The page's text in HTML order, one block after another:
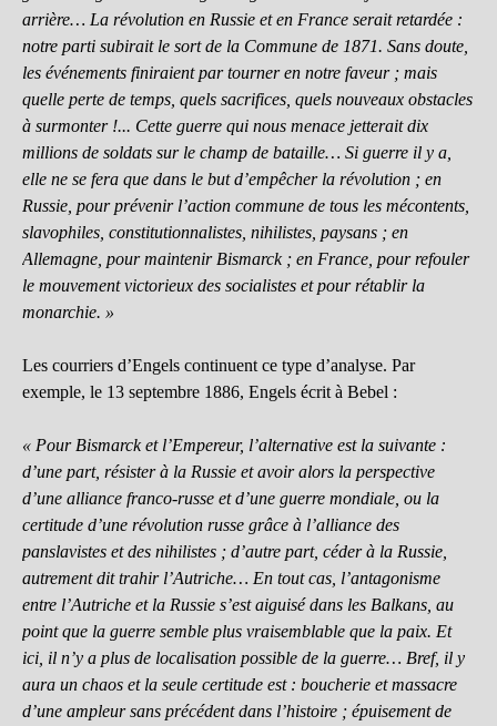
arrière… La révolution en Russie et en France serait retardée :
notre parti subirait le sort de la Commune de 1871. Sans doute,
les événements finiraient par tourner en notre faveur ; mais
quelle perte de temps, quels sacrifices, quels nouveaux obstacles
à surmonter !... Cette guerre qui nous menace jetterait dix
millions de soldats sur le champ de bataille… Si guerre il y a,
elle ne se fera que dans le but d’empêcher la révolution ; en
Russie, pour prévenir l’action commune de tous les mécontents,
slavophiles, constitutionnalistes, nihilistes, paysans ; en
Allemagne, pour maintenir Bismarck ; en France, pour refouler
le mouvement victorieux des socialistes et pour rétablir la
monarchie. »
Les courriers d’Engels continuent ce type d’analyse. Par
exemple, le 13 septembre 1886, Engels écrit à Bebel :
« Pour Bismarck et l’Empereur, l’alternative est la suivante :
d’une part, résister à la Russie et avoir alors la perspective
d’une alliance franco-russe et d’une guerre mondiale, ou la
certitude d’une révolution russe grâce à l’alliance des
panslavistes et des nihilistes ; d’autre part, céder à la Russie,
autrement dit trahir l’Autriche… En tout cas, l’antagonisme
entre l’Autriche et la Russie s’est aiguisé dans les Balkans, au
point que la guerre semble plus vraisemblable que la paix. Et
ici, il n’y a plus de localisation possible de la guerre… Bref, il y
aura un chaos et la seule certitude est : boucherie et massacre
d’une ampleur sans précédent dans l’histoire ; épuisement de